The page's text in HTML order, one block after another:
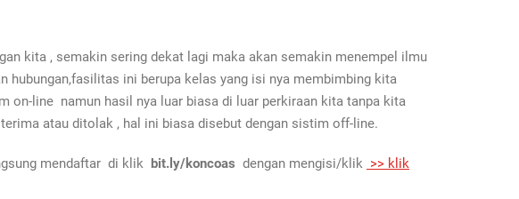
kita , semakin sering dekat lagi maka akan semakin menempel ilmu
hubungan,fasilitas ini berupa kelas yang isi nya membimbing kita
on-line namun hasil nya luar biasa di luar perkiraan kita tanpa kita
atau ditolak , hal ini biasa disebut dengan sistim off-line.
mendaftar di klik bit.ly/koncoas dengan mengisi/klik >> klik